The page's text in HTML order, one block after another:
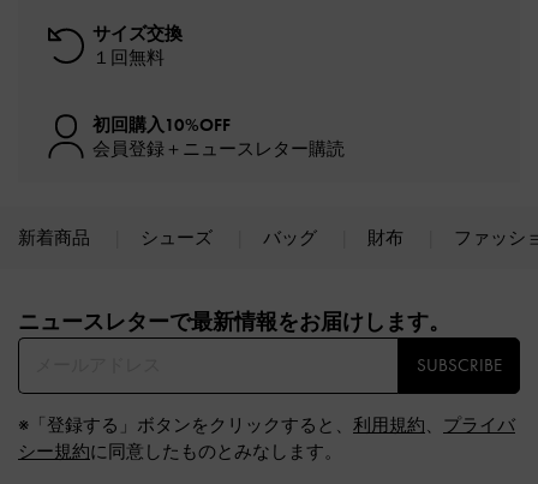
サイズ交換
１回無料
初回購入10%OFF
会員登録＋ニュースレター購読
新着商品 シューズ バッグ 財布 ファッシ
ニュースレターで最新情報をお届けします。​
SUBSCRIBE
※「登録する」ボタンをクリックすると、 利用規約、 プライバ
シー規約に同意したものとみなします。